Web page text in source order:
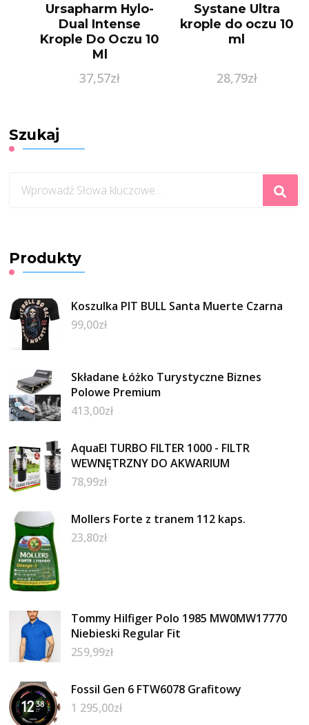
Ursapharm Hylo-
Dual Intense
Krople Do Oczu 10
Ml
37,57zł
Systane Ultra
krople do oczu 10
ml
28,79zł
Szukaj
czegoś?
Produkty
Koszulka PIT BULL Santa Muerte Czarna
99,00zł
Składane Łóżko Turystyczne Biznes
Polowe Premium
413,00zł
AquaEl TURBO FILTER 1000 - FILTR
WEWNĘTRZNY DO AKWARIUM
78,99zł
Mollers Forte z tranem 112 kaps.
23,80zł
Tommy Hilfiger Polo 1985 MW0MW17770
Niebieski Regular Fit
259,99zł
Fossil Gen 6 FTW6078 Grafitowy
1 295,00zł